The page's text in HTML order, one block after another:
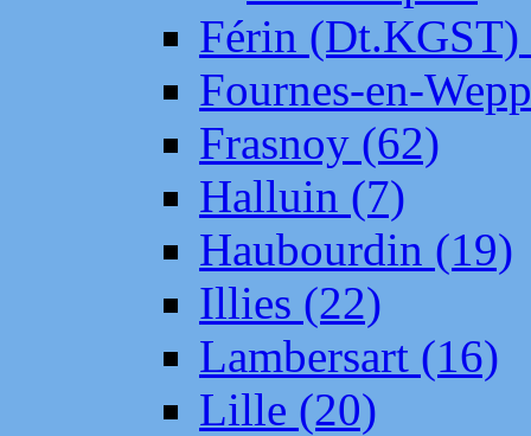
Férin (Dt.KGST)
Fournes-en-
Frasnoy (62)
Halluin (7)
Haubourdin (19)
Illies (22)
Lambersart (16)
Lille (20)